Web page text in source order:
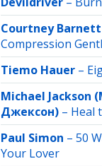
Courtney Barnett
Compression
Tiemo Hauer –
Michael Jackson
Джексон) – Heal
Paul Simon – 50
Your Lover